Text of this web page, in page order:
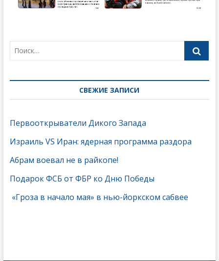
СВЕЖИЕ ЗАПИСИ
Первооткрыватели Дикого Запада
Израиль VS Иран: ядерная программа раздора
Абрам воевал не в райкопе!
Подарок ФСБ от ФБР ко Дню Победы
«Гроза в начало мая» в нью-йоркском сабвее